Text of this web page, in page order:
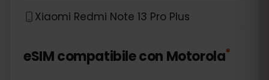
Xiaomi Redmi Note 13 Pro Plus
eSIM compatibile con Motorola*